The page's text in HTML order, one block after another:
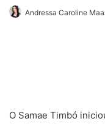
Andressa Caroline
O Samae Timbó